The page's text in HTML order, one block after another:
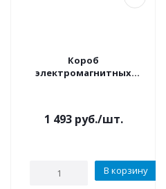
Короб
электромагнитных
1 493руб./шт.
В корзину